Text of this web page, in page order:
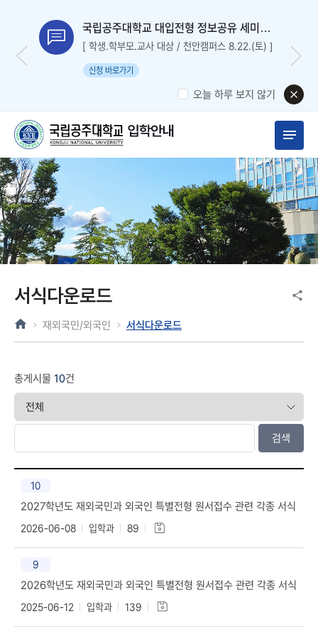
국립공주대학교 대입전형 정보공유 세미나
신청
[ 학생.학부모.교사 대상 / 천안캠퍼스 8.22.(토) ]
신청 바로가기
오늘 하루 보지 않기
서식다운로드
재외국민/외국인 서식다운로드
총게시물 10건
검색
10
2027학년도 재외국민과 외국인 특별전형 원서접수 관련 각종 서식
2026-06-08 입학과 89
9
2026학년도 재외국민과 외국인 특별전형 원서접수 관련 각종 서식
2025-06-12 입학과 139